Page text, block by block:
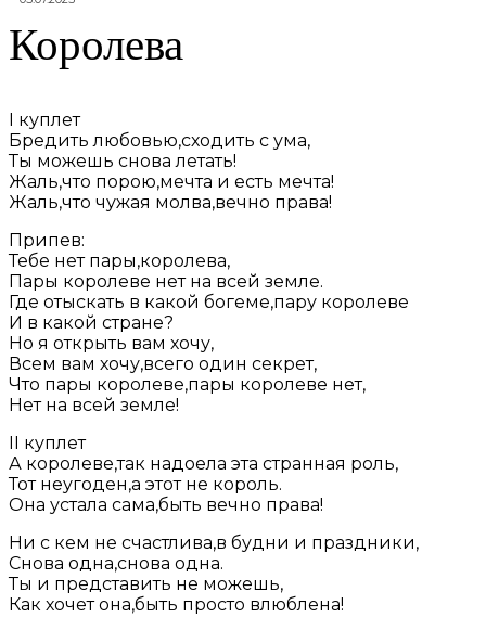
Королева
I куплет
Бредить любовью,сходить с ума,
Ты можешь снова летать!
Жаль,что порою,мечта и есть мечта!
Жаль,что чужая молва,вечно права!
Припев:
Тебе нет пары,королева,
Пары королеве нет на всей земле.
Где отыскать в какой богеме,пару королеве
И в какой стране?
Но я открыть вам хочу,
Всем вам хочу,всего один секрет,
Что пары королеве,пары королеве нет,
Нет на всей земле!
II куплет
А королеве,так надоела эта странная роль,
Тот неугоден,а этот не король.
Она устала сама,быть вечно права!
Ни с кем не счастлива,в будни и праздники,
Снова одна,снова одна.
Ты и представить не можешь,
Как хочет она,быть просто влюблена!